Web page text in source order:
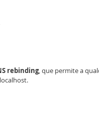
rebinding, que permite a